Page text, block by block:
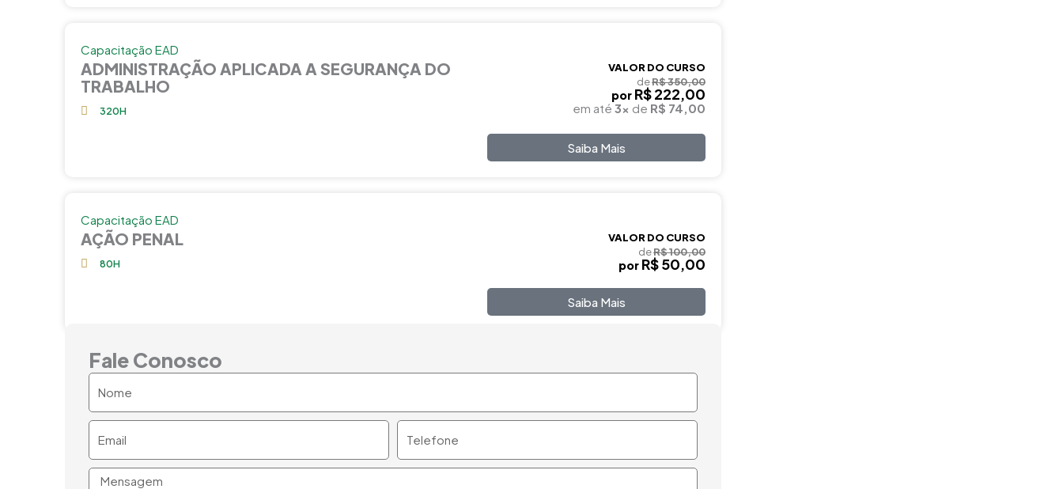
Capacitação EAD
ADMINISTRAÇÃO APLICADA A SEGURANÇA DO
TRABALHO
320H
VALOR DO CURSO
deR$ 350,00
por R$ 222,00
em até 3x de R$ 74,00
Saiba Mais
Capacitação EAD
AÇÃO PENAL
80H
VALOR DO CURSO
deR$ 100,00
por R$ 50,00
Saiba Mais
Fale Conosco
Mensagem